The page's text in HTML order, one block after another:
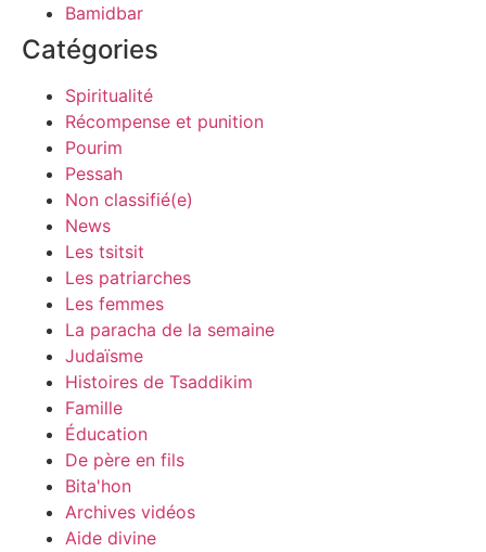
Bamidbar
Catégories
Spiritualité
Récompense et punition
Pourim
Pessah
Non classifié(e)
News
Les tsitsit
Les patriarches
Les femmes
La paracha de la semaine
Judaïsme
Histoires de Tsaddikim
Famille
Éducation
De père en fils
Bita'hon
Archives vidéos
Aide divine